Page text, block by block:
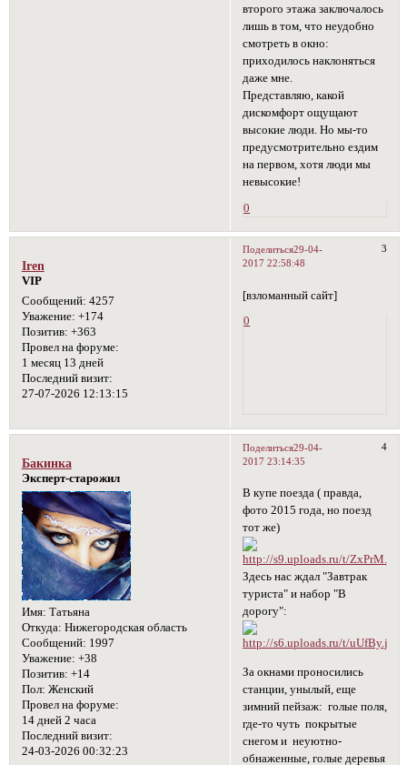
второго этажа заключалось
лишь в том, что неудобно
смотреть в окно:
приходилось наклоняться
даже мне.
Представляю, какой
дискомфорт ощущают
высокие люди. Но мы-то
предусмотрительно ездим
на первом, хотя люди мы
невысокие!
0
Поделиться 3
29-04-
2017 22:58:48
Iren
VIP
Сообщений: 4257
Уважение: +174
Позитив: +363
Провел на форуме:
1 месяц 13 дней
Последний визит:
27-07-2026 12:13:15
[взломанный сайт]
0
Поделиться 4
29-04-
2017 23:14:35
Бакинка
Эксперт-старожил
Имя: Татьяна
Откуда: Нижегородская область
Сообщений: 1997
Уважение: +38
Позитив: +14
Пол: Женский
Провел на форуме:
14 дней 2 часа
Последний визит:
24-03-2026 00:32:23
В купе поезда ( правда,
фото 2015 года, но поезд
тот же)
Здесь нас ждал "Завтрак
туриста" и набор "В
дорогу":
За окнами проносились
станции, унылый, еще
зимний пейзаж: голые поля,
где-то чуть покрытые
снегом и неуютно-
обнаженные, голые деревья